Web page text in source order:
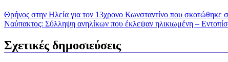
Θρήνος στην Ηλεία για τον 13χρονο Κωνσταντίνο που σκοτώθηκε
Ναύπακτος: Σύλληψη ανηλίκων που έκλεψαν ηλικιωμένη –
Σχετικές δημοσιεύσεις